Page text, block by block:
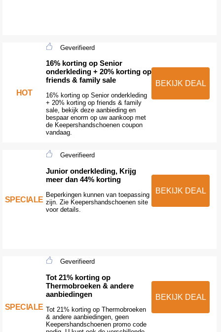
HOT
Geverifieerd
16% korting op Senior
onderkleding + 20% korting op
friends & family sale
16% korting op Senior onderkleding
+ 20% korting op friends & family
sale, bekijk deze aanbieding en
bespaar enorm op uw aankoop met
de Keepershandschoenen coupon
vandaag.
BEKIJK DEAL
SPECIALE
Geverifieerd
Junior onderkleding, Krijg
meer dan 44% korting
Beperkingen kunnen van toepassing
zijn. Zie Keepershandschoenen site
voor details.
BEKIJK DEAL
SPECIALE
Geverifieerd
Tot 21% korting op
Thermobroeken & andere
aanbiedingen
Tot 21% korting op Thermobroeken
& andere aanbiedingen, geen
Keepershandschoenen promo code
BEKIJK DEAL